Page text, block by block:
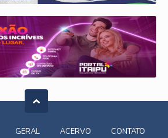
GERAL ACERVO CONTATO